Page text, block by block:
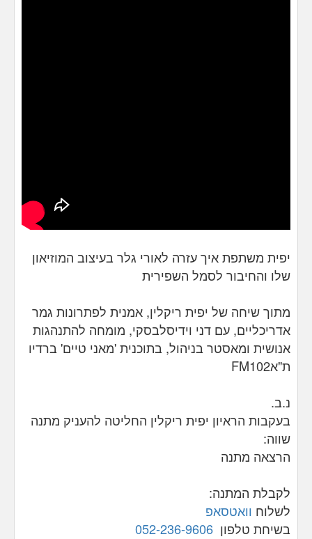
יפית משתפת איך עזרה לאורי גלר בעיצוב המוזיאון
שלו והחיבור לסמל השפירית
מתוך שיחה של יפית ריקלין, אמנית לפתרונות גמר
אדריכליים, עם דני וידיסלבסקי, מומחה להתנהגות
אנושית ומאסטר בניהול, בתוכנית 'מאני טיים' ברדיו
ת"אFM102
נ.ב.
בעקבות הראיון יפית ריקלין החליטה להעניק מתנה
שווה:
הרצאה מתנה
לקבלת המתנה:
לשלוח וואטסאפ
בשיחת טלפון 052-236-9606